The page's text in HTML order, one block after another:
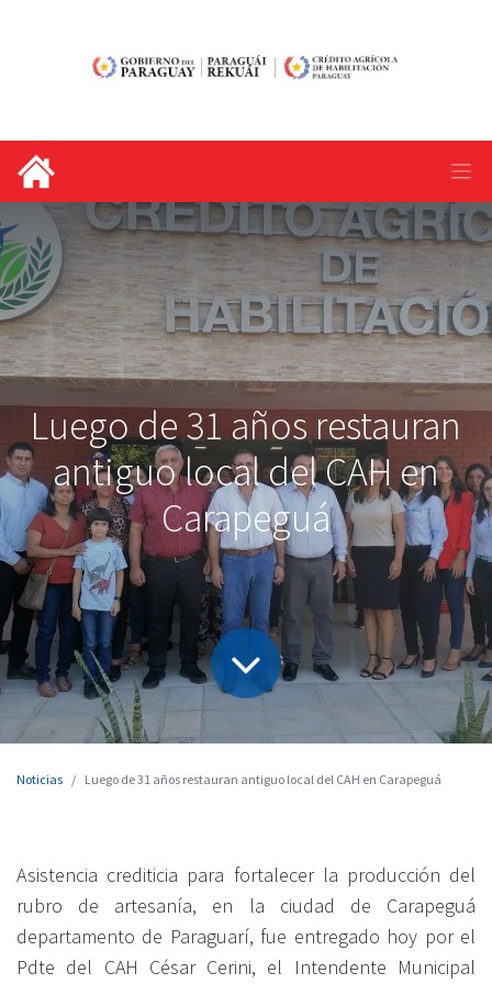
Luego de 31 años restauran
antiguo local del CAH en
Carapeguá
Noticias Luego de 31 años restauran antiguo local del CAH en Carapeguá
Asistencia crediticia para fortalecer la producción del
rubro de artesanía, en la ciudad de Carapeguá
departamento de Paraguarí, fue entregado hoy por el
Pdte del CAH César Cerini, el Intendente Municipal